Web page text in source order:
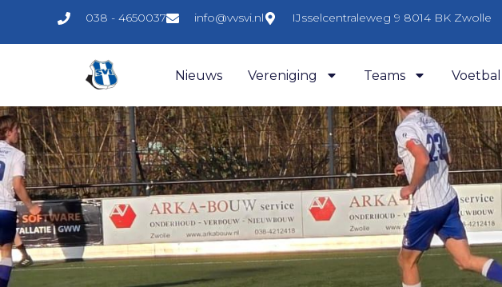
038 - 4650037 info@vvsvi.nl IJsselcentraleweg 9 8014 BK Zwolle
Nieuws Vereniging Teams Voetbal